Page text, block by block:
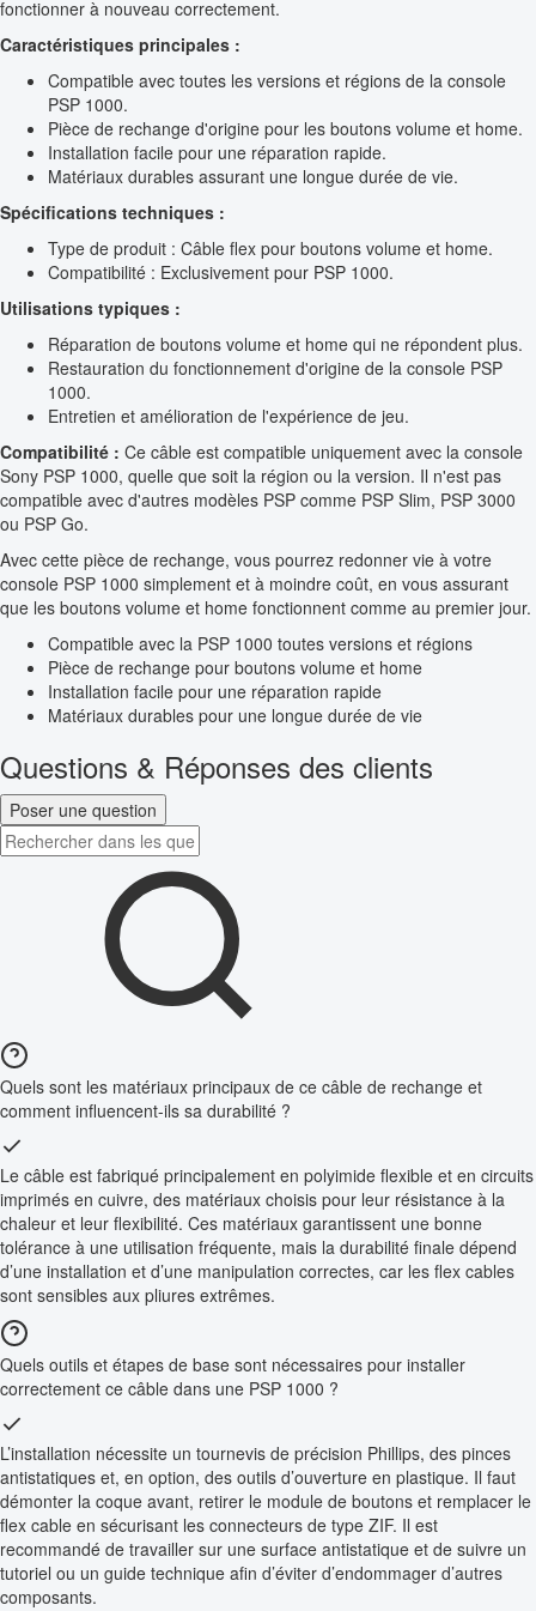
fonctionner à nouveau correctement.
Caractéristiques principales :
Compatible avec toutes les versions et régions de la console
PSP 1000.
Pièce de rechange d'origine pour les boutons volume et home.
Installation facile pour une réparation rapide.
Matériaux durables assurant une longue durée de vie.
Spécifications techniques :
Type de produit : Câble flex pour boutons volume et home.
Compatibilité : Exclusivement pour PSP 1000.
Utilisations typiques :
Réparation de boutons volume et home qui ne répondent plus.
Restauration du fonctionnement d'origine de la console PSP
1000.
Entretien et amélioration de l'expérience de jeu.
Compatibilité : Ce câble est compatible uniquement avec la console
Sony PSP 1000, quelle que soit la région ou la version. Il n'est pas
compatible avec d'autres modèles PSP comme PSP Slim, PSP 3000
ou PSP Go.
Avec cette pièce de rechange, vous pourrez redonner vie à votre
console PSP 1000 simplement et à moindre coût, en vous assurant
que les boutons volume et home fonctionnent comme au premier jour.
Compatible avec la PSP 1000 toutes versions et régions
Pièce de rechange pour boutons volume et home
Installation facile pour une réparation rapide
Matériaux durables pour une longue durée de vie
Questions & Réponses des clients
Poser une question
Quels sont les matériaux principaux de ce câble de rechange et
comment influencent-ils sa durabilité ?
Le câble est fabriqué principalement en polyimide flexible et en circuits
imprimés en cuivre, des matériaux choisis pour leur résistance à la
chaleur et leur flexibilité. Ces matériaux garantissent une bonne
tolérance à une utilisation fréquente, mais la durabilité finale dépend
d’une installation et d’une manipulation correctes, car les flex cables
sont sensibles aux pliures extrêmes.
Quels outils et étapes de base sont nécessaires pour installer
correctement ce câble dans une PSP 1000 ?
L’installation nécessite un tournevis de précision Phillips, des pinces
antistatiques et, en option, des outils d’ouverture en plastique. Il faut
démonter la coque avant, retirer le module de boutons et remplacer le
flex cable en sécurisant les connecteurs de type ZIF. Il est
recommandé de travailler sur une surface antistatique et de suivre un
tutoriel ou un guide technique afin d’éviter d’endommager d’autres
composants.